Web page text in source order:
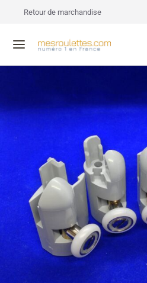
Retour de marchandise